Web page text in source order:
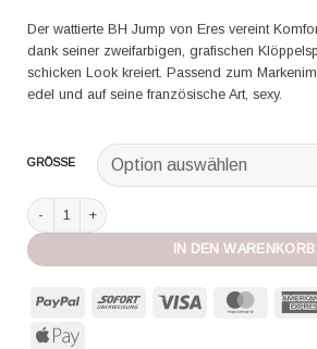
Der wattierte BH Jump von Eres vereint
dank seiner zweifarbigen, grafischen
schicken Look kreiert. Passend zum
edel und auf seine französische Art, sexy.
GRÖSSE
Eres BH mit Bügel Jump silk rose petale Menge
IN DEN WARENKORB
PayPal Sofort
Apple